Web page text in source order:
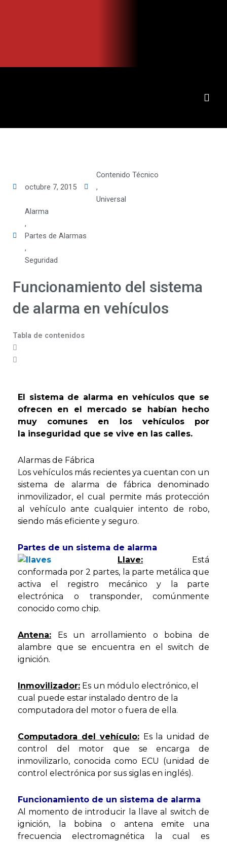
octubre 7, 2015
Contenido Técnico
,
Universal
Alarma
,
Partes de Alarmas
,
Seguridad
Funcionamiento del sistema
de alarma en vehículos
Tabla de contenidos
El sistema de alarma en vehículos que se
ofrecen en el mercado se habían hecho
muy comunes en los vehículos por
la inseguridad que se vive en las calles.
Alarmas de Fábrica
Los vehículos más recientes ya cuentan con un
sistema de alarma de fábrica denominado
inmovilizador, el cual permite más protección
al vehículo ante cualquier intento de robo,
siendo más eficiente y seguro.
Partes de un sistema de alarma
Llave: Está
conformada por 2 partes, la parte metálica que
activa el registro mecánico y la parte
electrónica o transponder, comúnmente
conocido como chip.
Antena: Es un arrollamiento o bobina de
alambre que se encuentra en el switch de
ignición.
Inmovilizador: Es un módulo electrónico, el
cual puede estar instalado dentro de la
computadora del motor o fuera de ella.
Computadora del vehículo: Es la unidad de
control del motor que se encarga de
inmovilizarlo, conocida como ECU (unidad de
control electrónica por sus siglas en inglés).
Funcionamiento de un sistema de alarma
Al momento de introducir la llave al switch de
ignición, la bobina o antena emite una
frecuencia electromagnética la cual es